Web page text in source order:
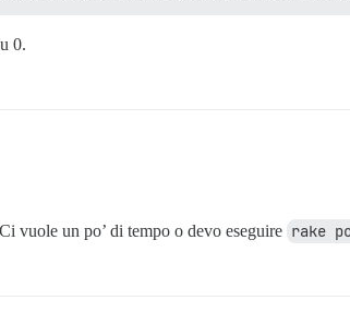
0.
vuole un po’ di tempo o devo eseguire rake